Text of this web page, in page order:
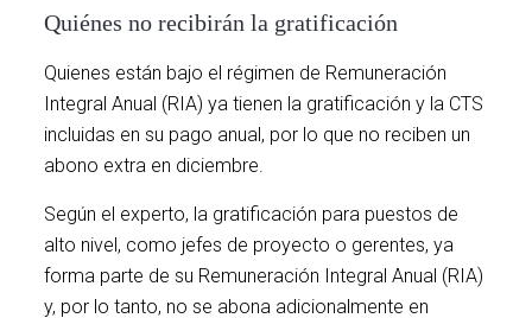
Quiénes no recibirán la gratificación
Quienes están bajo el régimen de Remuneración
Integral Anual (RIA) ya tienen la gratificación y la CTS
incluidas en su pago anual, por lo que no reciben un
abono extra en diciembre.
Según el experto, la gratificación para puestos de
alto nivel, como jefes de proyecto o gerentes, ya
forma parte de su Remuneración Integral Anual (RIA)
y, por lo tanto, no se abona adicionalmente en